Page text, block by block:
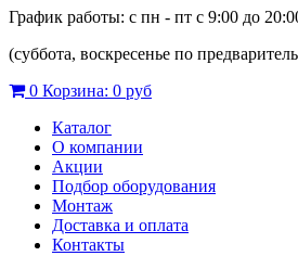
График работы: с пн - пт с 9:00 до
(суббота, воскресенье по
0 Корзина: 0 руб
Каталог
О компании
Акции
Подбор оборудования
Монтаж
Доставка и оплата
Контакты